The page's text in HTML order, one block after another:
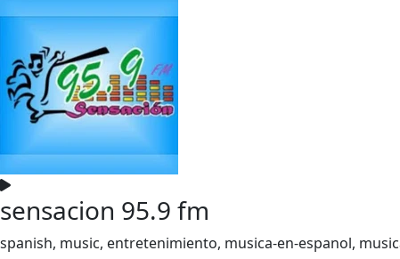
sensacion 95.9 fm
spanish, music, entretenimiento, musica-en-espanol,